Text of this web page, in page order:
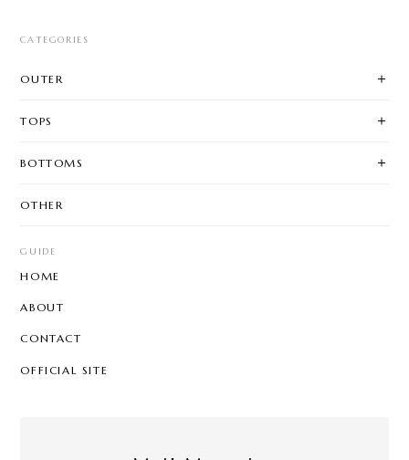
CATEGORIES
OUTER
TOPS
BOTTOMS
OTHER
GUIDE
HOME
ABOUT
CONTACT
OFFICIAL SITE